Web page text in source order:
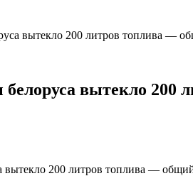
вытекло 200 литров топлива —
вытекло 200